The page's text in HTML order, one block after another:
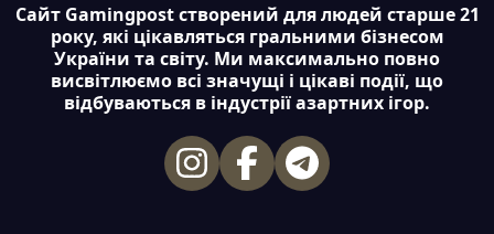
Сайт Gamingpost створений для людей старше 21
року, які цікавляться гральними бізнесом
України та світу. Ми максимально повно
висвітлюємо всі значущі і цікаві події, що
відбуваються в індустрії азартних ігор.